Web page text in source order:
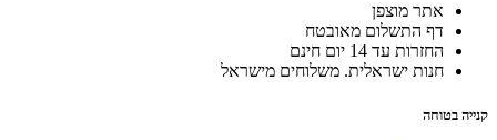
אתר מוצפן
דף התשלום מאובטח
החזרות עד 14 יום חינם
חנות ישראלית. משלוחים מישראל
קנייה בטוחה